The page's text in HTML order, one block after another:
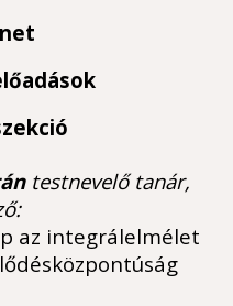
testnevelő tanár,
az integrálelmélet